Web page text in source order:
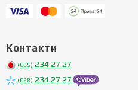
Контакти
(095) 234 27 27
(068) 234 27 27